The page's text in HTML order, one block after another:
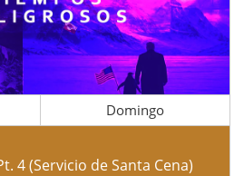
Domingo
4 (Servicio de Santa Cena)